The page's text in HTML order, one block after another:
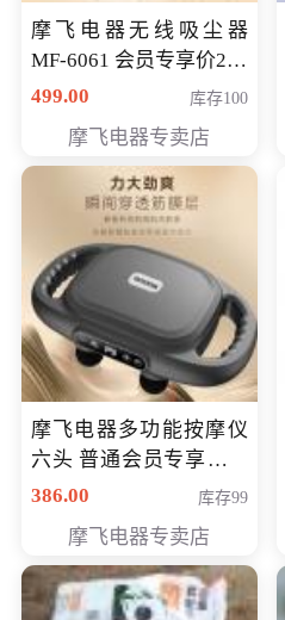
摩飞电器无线吸尘器
MF-6061 会员专享价299
元
499.00 库存100
摩飞电器专卖店
摩飞电器多功能按摩仪
六头 普通会员专享价格
199元
386.00 库存99
摩飞电器专卖店